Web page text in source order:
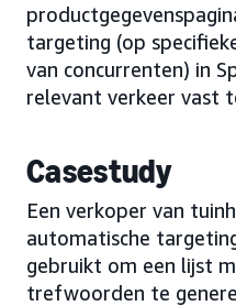
targeting (op
van concurrenten) in
relevant verkeer vast
Casestudy
Een verkoper van
automatische
gebruikt om een lijst
trefwoorden te